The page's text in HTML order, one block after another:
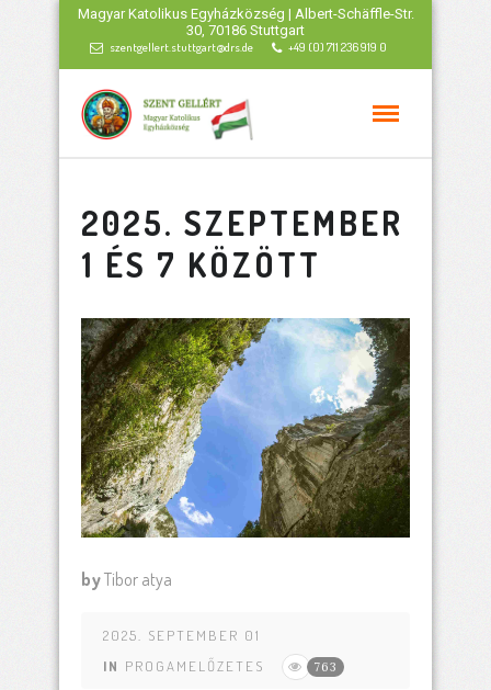
Magyar Katolikus Egyházközség | Albert-Schäffle-Str.
30, 70186 Stuttgart
szentgellert.stuttgart@drs.de +49 (0) 711 236 919 0
2025. SZEPTEMBER
1 ÉS 7 KÖZÖTT
byTibor atya
2025. SEPTEMBER 01
IN PROGAMELŐZETES 763